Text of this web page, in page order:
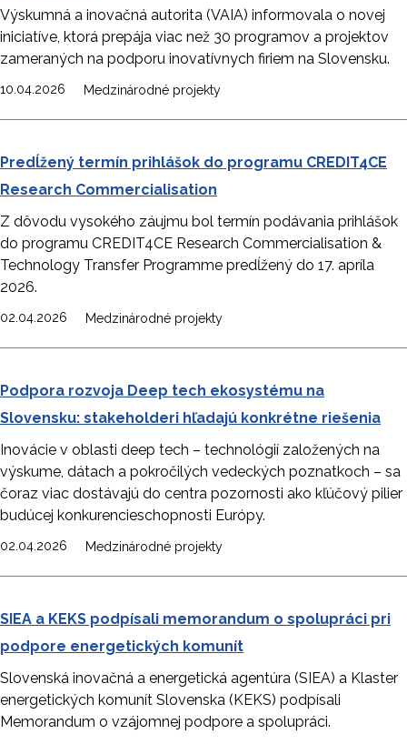
Výskumná a inovačná autorita (VAIA) informovala o novej
iniciatíve, ktorá prepája viac než 30 programov a projektov
zameraných na podporu inovatívnych firiem na Slovensku.
10.04.2026 Medzinárodné projekty
Predĺžený termín prihlášok do programu CREDIT4CE
Research Commercialisation
Z dôvodu vysokého záujmu bol termín podávania prihlášok
do programu CREDIT4CE Research Commercialisation &
Technology Transfer Programme predĺžený do 17. apríla
2026.
02.04.2026 Medzinárodné projekty
Podpora rozvoja Deep tech ekosystému na
Slovensku: stakeholderi hľadajú konkrétne riešenia
Inovácie v oblasti deep tech – technológií založených na
výskume, dátach a pokročilých vedeckých poznatkoch – sa
čoraz viac dostávajú do centra pozornosti ako kľúčový pilier
budúcej konkurencieschopnosti Európy.
02.04.2026 Medzinárodné projekty
SIEA a KEKS podpísali memorandum o spolupráci pri
podpore energetických komunít
Slovenská inovačná a energetická agentúra (SIEA) a Klaster
energetických komunít Slovenska (KEKS) podpísali
Memorandum o vzájomnej podpore a spolupráci.